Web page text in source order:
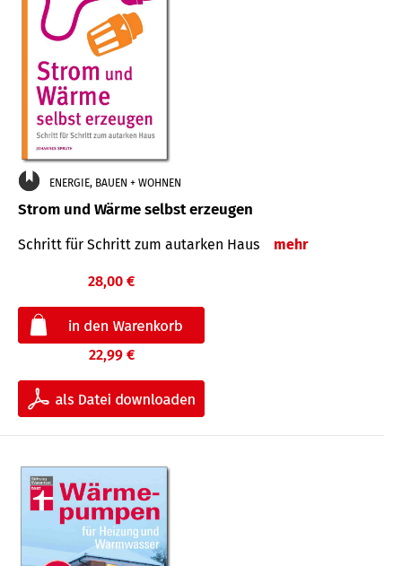
ENERGIE, BAUEN + WOHNEN
Strom und Wärme selbst erzeugen
Schritt für Schritt zum autarken Haus mehr
28,00 €
22,99 €